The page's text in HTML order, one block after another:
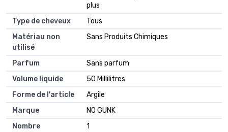
plus
Type de cheveux
Tous
Matériau non
utilisé
Sans Produits Chimiques
Parfum
Sans parfum
Volume liquide
50 Millilitres
Forme de l'article
Argile
Marque
NO GUNK
Nombre
1